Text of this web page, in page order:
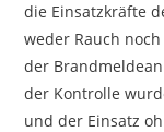
die Einsatzkräfte
weder Rauch
der
der Kontrolle
und der Einsatz